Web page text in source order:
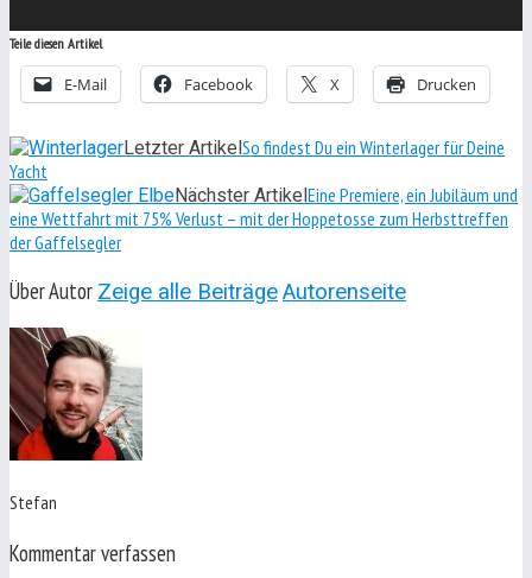
Teile diesen Artikel
E-Mail Facebook X Drucken
Letzter ArtikelSo findest Du ein Winterlager für Deine
Yacht
Nächster ArtikelEine Premiere, ein Jubiläum und
eine Wettfahrt mit 75% Verlust – mit der Hoppetosse zum Herbsttreffen
der Gaffelsegler
Über Autor Zeige alle BeiträgeAutorenseite
Stefan
Kommentar verfassen